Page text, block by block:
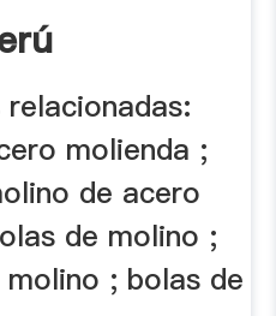
relacionadas:
molienda ;
de acero
de molino ;
; bolas de